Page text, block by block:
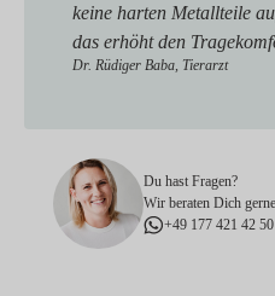
keine harten Metallteile
das erhöht den
Dr. Rüdiger Baba, Tierarzt
Du hast Fragen?
Wir beraten Dich
+49 177 421 42 50